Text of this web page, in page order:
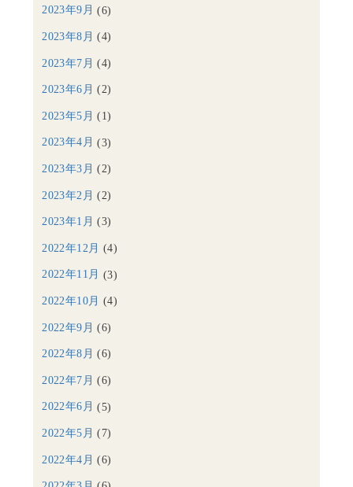
2023年9月 (6)
2023年8月 (4)
2023年7月 (4)
2023年6月 (2)
2023年5月 (1)
2023年4月 (3)
2023年3月 (2)
2023年2月 (2)
2023年1月 (3)
2022年12月 (4)
2022年11月 (3)
2022年10月 (4)
2022年9月 (6)
2022年8月 (6)
2022年7月 (6)
2022年6月 (5)
2022年5月 (7)
2022年4月 (6)